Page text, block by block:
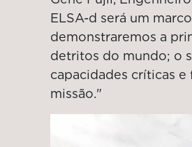
ELSA-d será um
demonstraremos a
detritos do mundo; o
capacidades críticas e
missão."